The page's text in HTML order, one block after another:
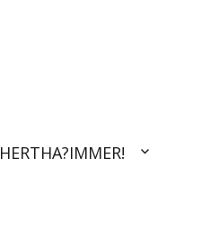
HERTHA?IMMER!